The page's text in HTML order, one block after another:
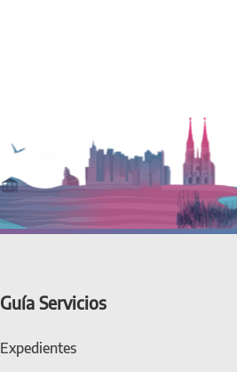
Guía Servicios
Expedientes